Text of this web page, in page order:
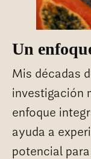
Un
Mis décadas
investigación
enfoque
ayuda a
potencial para